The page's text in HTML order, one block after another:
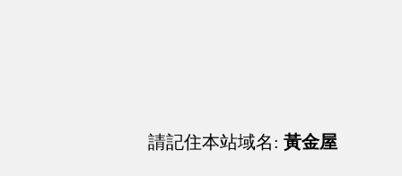
請記住本站域名: 黃金屋